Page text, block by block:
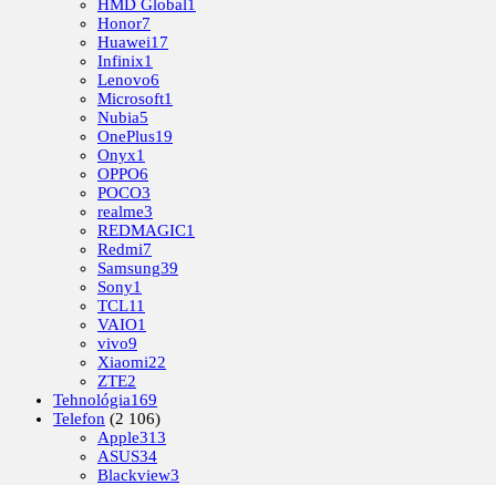
HMD Global1
Honor7
Huawei17
Infinix1
Lenovo6
Microsoft1
Nubia5
OnePlus19
Onyx1
OPPO6
POCO3
realme3
REDMAGIC1
Redmi7
Samsung39
Sony1
TCL11
VAIO1
vivo9
Xiaomi22
ZTE2
Tehnológia169
Telefon (2 106)
Apple313
ASUS34
Blackview3